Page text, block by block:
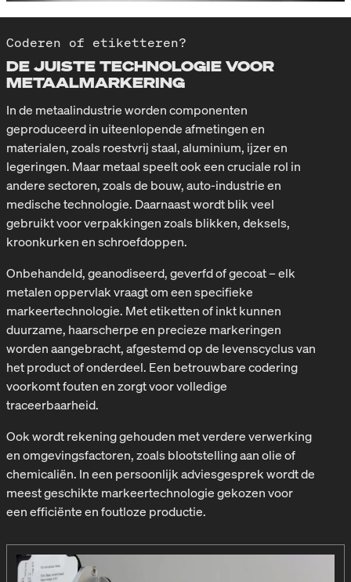
Coderen of etiketteren?
DE JUISTE TECHNOLOGIE VOOR
METAALMARKERING
In de metaalindustrie worden componenten
geproduceerd in uiteenlopende afmetingen en
materialen, zoals roestvrij staal, aluminium, ijzer en
legeringen. Maar metaal speelt ook een cruciale rol in
andere sectoren, zoals de bouw, auto-industrie en
medische technologie. Daarnaast wordt blik veel
gebruikt voor verpakkingen zoals blikken, deksels,
kroonkurken en schroefdoppen.
Onbehandeld, geanodiseerd, geverfd of gecoat – elk
metalen oppervlak vraagt om een specifieke
markeertechnologie. Met etiketten of inkt kunnen
duurzame, haarscherpe en precieze markeringen
worden aangebracht, afgestemd op de levenscyclus van
het product of onderdeel. Een betrouwbare codering
voorkomt fouten en zorgt voor volledige
traceerbaarheid.
Ook wordt rekening gehouden met verdere verwerking
en omgevingsfactoren, zoals blootstelling aan olie of
chemicaliën. In een persoonlijk adviesgesprek wordt de
meest geschikte markeertechnologie gekozen voor
een efficiënte en foutloze productie.